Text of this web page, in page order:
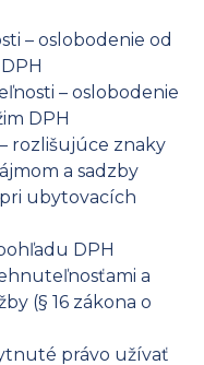
– oslobodenie od
– oslobodenie
DPH
rozlišujúce znaky
a sadzby
ubytovacích
DPH
a
(§ 16 zákona o
právo užívať